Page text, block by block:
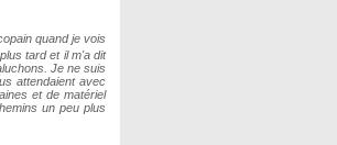
quand je vois
tard et il m'a dit
Je ne suis
attendaient avec
et de matériel
un peu plus